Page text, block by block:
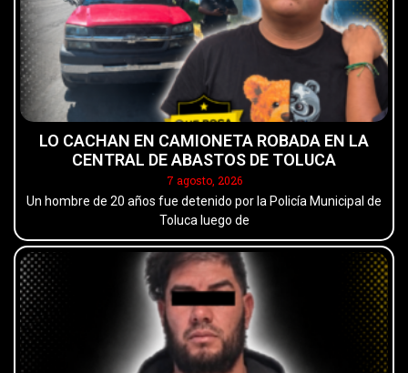
LO CACHAN EN CAMIONETA ROBADA EN LA
CENTRAL DE ABASTOS DE TOLUCA
7 agosto, 2026
Un hombre de 20 años fue detenido por la Policía Municipal de
Toluca luego de